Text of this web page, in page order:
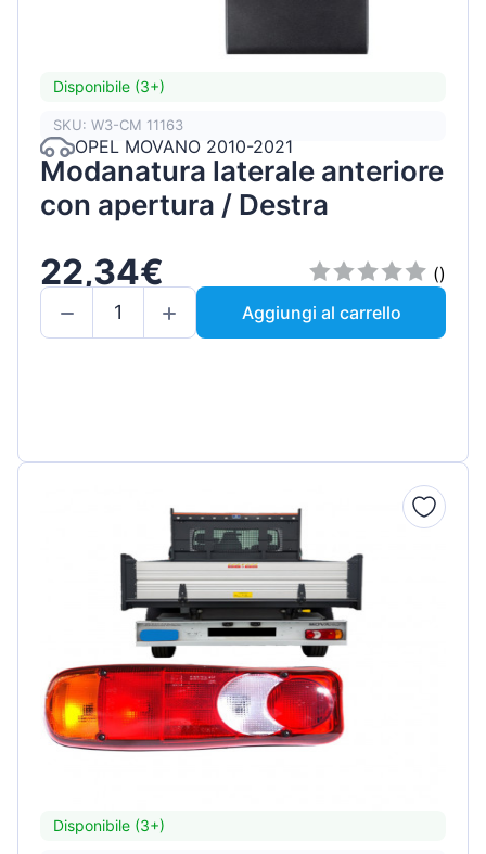
Disponibile (3+)
SKU: W3-CM 11163
OPEL MOVANO 2010-2021
Modanatura laterale anteriore
con apertura / Destra
22,34€
()
Aggiungi al carrello
Disponibile (3+)